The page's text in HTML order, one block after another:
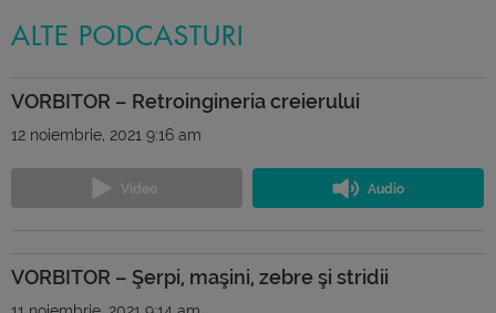
ALTE PODCASTURI
VORBITOR – Retroingineria creierului
12 noiembrie, 2021 9:16 am
VORBITOR – Şerpi, maşini, zebre şi stridii